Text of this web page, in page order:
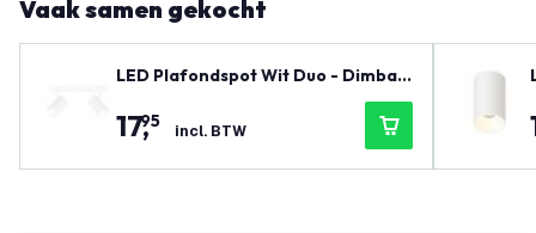
Vaak samen gekocht
LED Plafondspot Wit Duo - Dimbaa
17,
95 incl. BTW